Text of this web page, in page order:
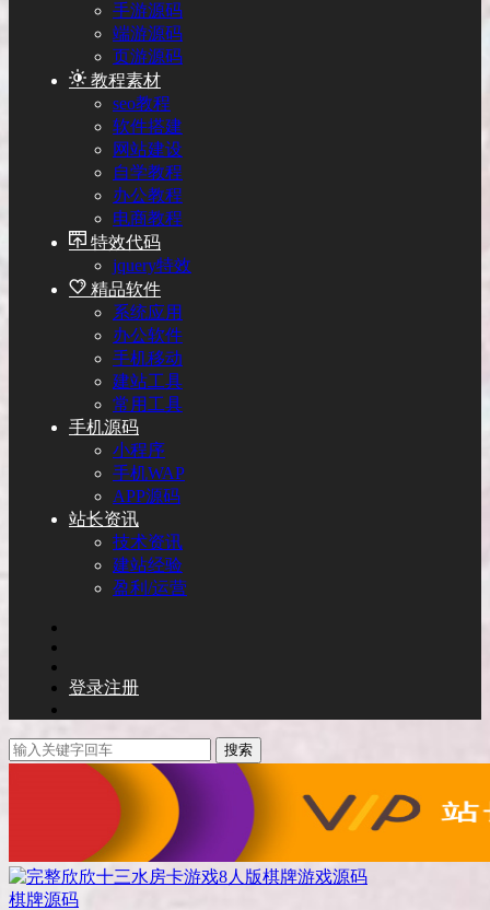
手游源码
端游源码
页游源码
教程素材
seo教程
软件搭建
网站建设
自学教程
办公教程
电商教程
特效代码
jquery特效
精品软件
系统应用
办公软件
手机移动
建站工具
常用工具
手机源码
小程序
手机WAP
APP源码
站长资讯
技术资讯
建站经验
盈利/运营
登录注册
搜索
棋牌源码